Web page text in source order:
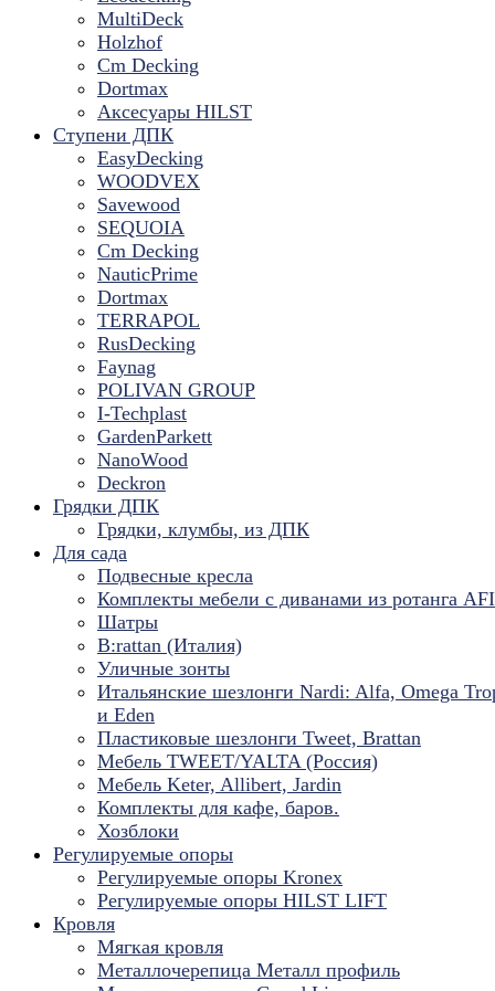
MultiDeck
Holzhof
Cm Decking
Dortmax
Аксесуары HILST
Ступени ДПК
EasyDecking
WOODVEX
Savewood
SEQUOIA
Cm Decking
NauticPrime
Dortmax
TERRAPOL
RusDecking
Faynag
POLIVAN GROUP
I-Techplast
GardenParkett
NanoWood
Deckron
Грядки ДПК
Грядки, клумбы, из ДПК
Для сада
Подвесные кресла
Комплекты мебели с диванами из ротанга
Шатры
B:rattan (Италия)
Уличные зонты
Итальянские шезлонги Nardi: Alfa, Omega
и Eden
Пластиковые шезлонги Tweet, Brattan
Мебель TWEET/YALTA (Россия)
Мебель Keter, Allibert, Jardin
Комплекты для кафе, баров.
Хозблоки
Регулируемые опоры
Регулируемые опоры Kronex
Регулируемые опоры HILST LIFT
Кровля
Мягкая кровля
Металлочерепица Металл профиль